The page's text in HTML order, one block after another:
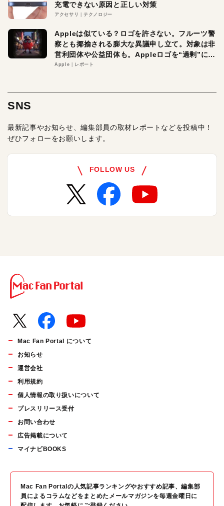
充電できない原因と正しい対策
アクセサリ テクノロジー
Appleは似ている？ロゴを許さない。フルーツ警
察とも揶揄される膨大な異議申し立て。対象は非
営利団体や公益団体も。Appleロゴを“過剰”に守
る理由とは
Apple レポート
SNS
最新記事やお知らせ、編集部員の取材レポートなどを投稿中！
ぜひフォローをお願いします。
FOLLOW US
Mac Fan Portal について
お知らせ
運営会社
利用規約
個人情報の取り扱いについて
プレスリリース受付
お問い合わせ
広告掲載について
マイナビBOOKS
Mac Fan Portalの人気記事ランキングやおすすめ記事、編集部
員によるコラムなどをまとめたメールマガジンを毎週金曜日に